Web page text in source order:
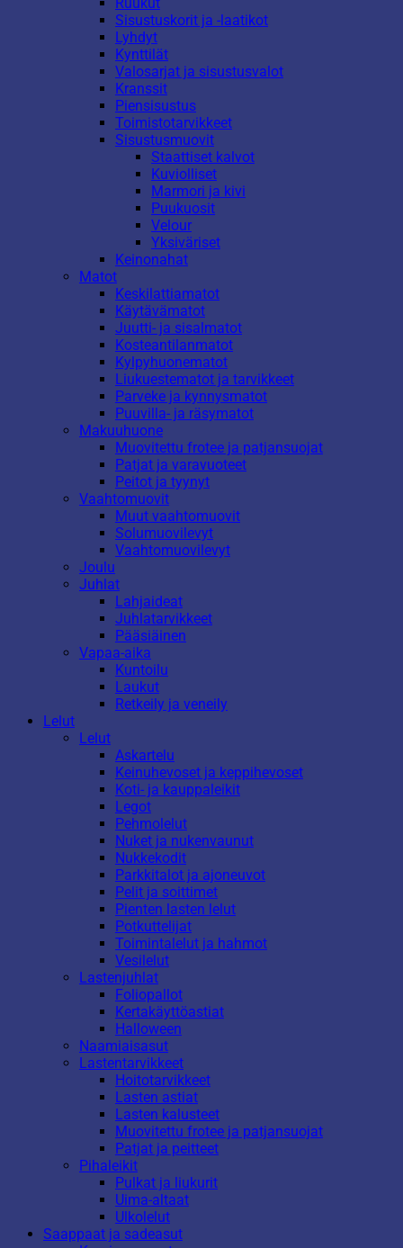
Sisustuskorit ja -laatikot
Lyhdyt
Kynttilät
Valosarjat ja sisustusvalot
Kranssit
Piensisustus
Toimistotarvikkeet
Sisustusmuovit
Staattiset kalvot
Kuviolliset
Marmori ja kivi
Puukuosit
Velour
Yksiväriset
Keinonahat
Matot
Keskilattiamatot
Käytävämatot
Juutti- ja sisalmatot
Kosteantilanmatot
Kylpyhuonematot
Liukuestematot ja tarvikkeet
Parveke ja kynnysmatot
Puuvilla- ja räsymatot
Makuuhuone
Muovitettu frotee ja patjansuojat
Patjat ja varavuoteet
Peitot ja tyynyt
Vaahtomuovit
Muut vaahtomuovit
Solumuovilevyt
Vaahtomuovilevyt
Joulu
Juhlat
Lahjaideat
Juhlatarvikkeet
Pääsiäinen
Vapaa-aika
Kuntoilu
Laukut
Retkeily ja veneily
Lelut
Lelut
Askartelu
Keinuhevoset ja keppihevoset
Koti- ja kauppaleikit
Legot
Pehmolelut
Nuket ja nukenvaunut
Nukkekodit
Parkkitalot ja ajoneuvot
Pelit ja soittimet
Pienten lasten lelut
Potkuttelijat
Toimintalelut ja hahmot
Vesilelut
Lastenjuhlat
Foliopallot
Kertakäyttöastiat
Halloween
Naamiaisasut
Lastentarvikkeet
Hoitotarvikkeet
Lasten astiat
Lasten kalusteet
Muovitettu frotee ja patjansuojat
Patjat ja peitteet
Pihaleikit
Pulkat ja liukurit
Uima-altaat
Ulkolelut
Saappaat ja sadeasut